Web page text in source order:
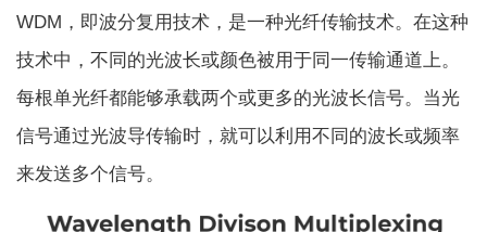
WDM，即波分复用技术，是一种光纤传输技术。在这种
技术中，不同的光波长或颜色被用于同一传输通道上。
每根单光纤都能够承载两个或更多的光波长信号。当光
信号通过光波导传输时，就可以利用不同的波长或频率
来发送多个信号。